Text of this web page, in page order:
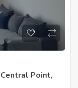
Point,